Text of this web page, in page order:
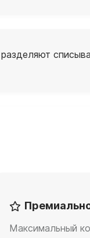
Максимальный